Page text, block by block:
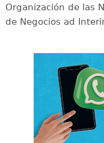
Organización de las
de Negocios ad